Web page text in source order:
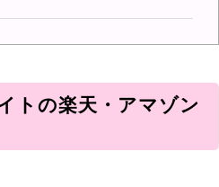
トの楽天・アマゾン